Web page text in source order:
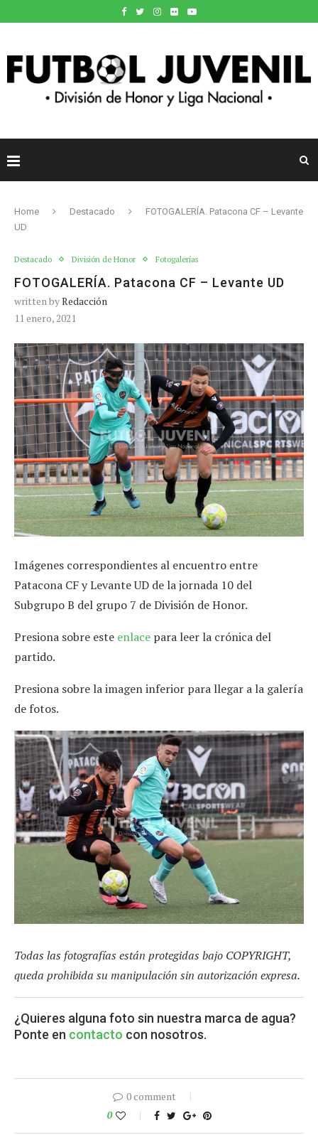
Home Destacado
FOTOGALERÍA. Patacona CF – Levante
UD
Destacado División de Honor Fotogalerías
FOTOGALERÍA. Patacona CF – Levante UD
written byRedacción
11 enero, 2021
Imágenes correspondientes al encuentro entre
Patacona CF y Levante UD de la jornada 10 del
Subgrupo B del grupo 7 de División de Honor.
Presiona sobre este enlace para leer la crónica del
partido.
Presiona sobre la imagen inferior para llegar a la galería
de fotos.
Todas las fotografías están protegidas bajo COPYRIGHT,
queda prohibida su manipulación sin autorización expresa.
¿Quieres alguna foto sin nuestra marca de agua?
Ponte en contacto con nosotros.
0 comment
0